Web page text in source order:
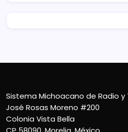
Sistema Michoacano de Radio y
José Rosas Moreno #200
Colonia Vista Bella